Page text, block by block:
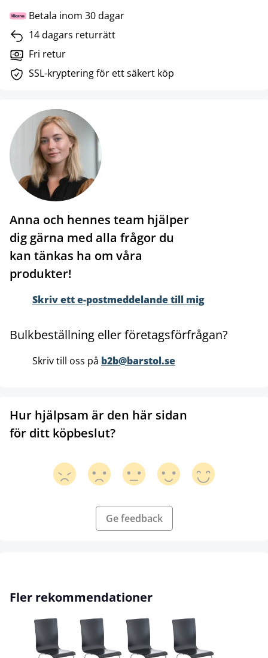
Betala inom 30 dagar
14 dagars returrätt
Fri retur
SSL-kryptering för ett säkert köp
Anna och hennes team hjälper
dig gärna med alla frågor du
kan tänkas ha om våra
produkter!
Skriv ett e-postmeddelande till mig
Bulkbeställning eller företagsförfrågan?
Skriv till oss på b2b@barstol.se
Hur hjälpsam är den här sidan
för ditt köpbeslut?
Ge feedback
Hoppa över produktgalleri
Fler rekommendationer